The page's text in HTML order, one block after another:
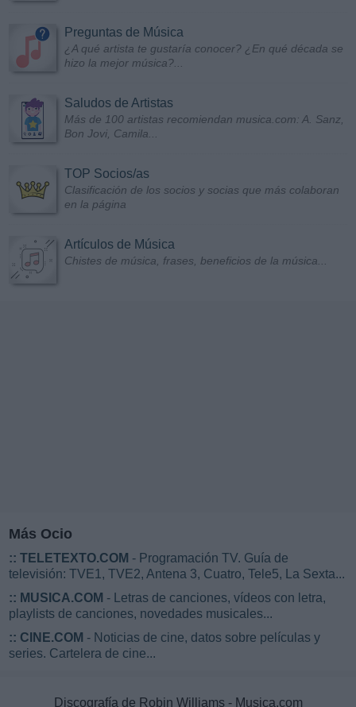
Preguntas de Música
¿A qué artista te gustaría conocer? ¿En qué década se
hizo la mejor música?...
Saludos de Artistas
Más de 100 artistas recomiendan musica.com: A. Sanz,
Bon Jovi, Camila...
TOP Socios/as
Clasificación de los socios y socias que más colaboran
en la página
Artículos de Música
Chistes de música, frases, beneficios de la música...
Más Ocio
:: TELETEXTO.COM - Programación TV. Guía de
televisión: TVE1, TVE2, Antena 3, Cuatro, Tele5, La Sexta...
:: MUSICA.COM - Letras de canciones, vídeos con letra,
playlists de canciones, novedades musicales...
:: CINE.COM - Noticias de cine, datos sobre películas y
series. Cartelera de cine...
Discografía de Robin Williams - Musica.com